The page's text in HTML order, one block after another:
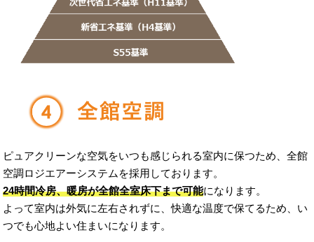
ピュアクリーンな空気をいつも感じられる室内に保つため、全館
空調ロジエアーシステムを採用しております。
24時間冷房、暖房が全館全室床下まで可能になります。
よって室内は外気に左右されずに、快適な温度で保てるため、い
つでも心地よい住まいになります。